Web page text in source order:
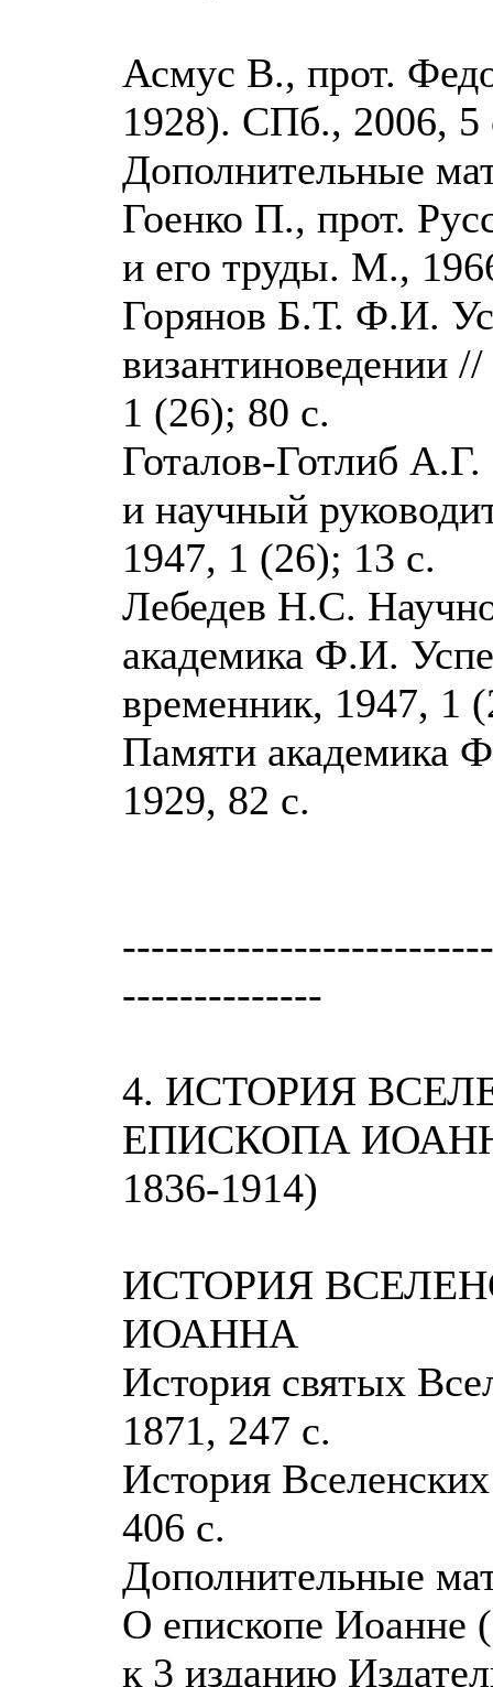
Асмус В., прот.
1928). СПб., 2006, 5
Дополнительные
Гоенко П., прот.
и его труды. М.,
Горянов Б.Т. Ф.И.
византиноведении
1 (26); 80 с.
Готалов-Готлиб
и научный
1947, 1 (26); 13 с.
Лебедев Н.С.
академика Ф.И.
временник, 1947, 1
Памяти академика
1929, 82 с.
--------------
4. ИСТОРИЯ
ЕПИСКОПА
1836-1914)
ИСТОРИЯ
ИОАННА
История святых
1871, 247 с.
История
406 с.
Дополнительные
О епископе Иоанне
к 3 изданию